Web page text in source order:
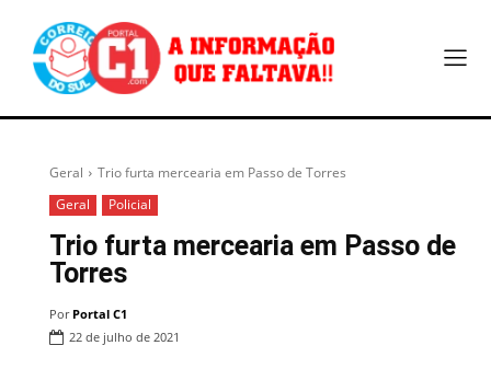
Geral
Trio furta mercearia em Passo de Torres
Geral
Policial
Trio furta mercearia em Passo de
Torres
Por Portal C1
22 de julho de 2021